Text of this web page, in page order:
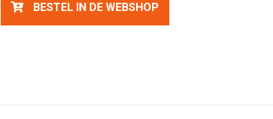
BESTEL IN DE WEBSHOP